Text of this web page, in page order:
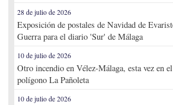
28 de julio de 2026
Exposición de postales de Navidad de
Guerra para el diario 'Sur' de Málaga
10 de julio de 2026
Otro incendio en Vélez-Málaga, esta vez en el
polígono La Pañoleta
10 de julio de 2026